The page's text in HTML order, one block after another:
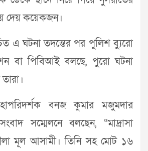
দেয় কয়েকজন।
এ ঘটনা তদন্তের পর পুলিশ ব্যুরো
বা পিবিআই বলছে, পুরো ঘটনা
বনজ কুমার মজুমদার
সম্মেলনে বলছেন, “মাদ্রাসা
মূল আসামী। তিনি সহ মোট ১৬